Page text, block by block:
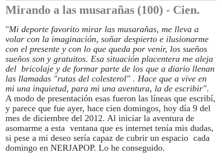
Mirando a las musarañas (100) - Cien.
"Mi deporte favorito mirar las musarañas, me lleva a
volar con la imaginación, soñar despierto e ilusionarme
con el presente y con lo que queda por venir, los sueños
sueños son y gratuitos. Esa situación placentera me aleja
del bricolaje y de formar parte de los que a diario llenan
las llamadas "rutas del colesterol" . Hace que a vive en
mi una inquietud, para mi una aventura, la de escribir".
A modo de presentación esas fueron las líneas que escribí,
y parece que fue ayer, hace cien domingos, hoy día 9 del
mes de diciembre del 2012. Al iniciar la aventura de
asomarme a esta ventana que es internet tenía mis dudas,
si pese a mi deseo sería capaz de cubrir un espacio cada
domingo en NERJAPOP. Lo he conseguido.